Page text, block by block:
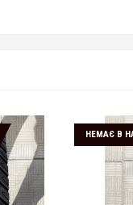
НЕМАЄ В